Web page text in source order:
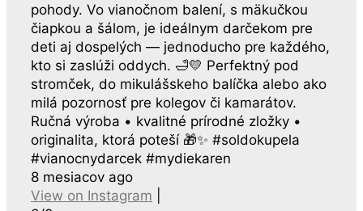
pohody. Vo vianočnom balení, s mäkučkou
čiapkou a šálom, je ideálnym darčekom pre
deti aj dospelých — jednoducho pre každého,
kto si zaslúži oddych. 🛁💛 Perfektný pod
stromček, do mikulášskeho balíčka alebo ako
milá pozornosť pre kolegov či kamarátov.
Ručná výroba • kvalitné prírodné zložky •
originalita, ktorá poteší 🎁✨ #soldokupela
#vianocnydarcek #mydiekaren
8 mesiacov ago
View on Instagram